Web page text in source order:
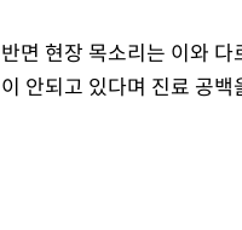
반면 현장 목소리는 이와
이 안되고 있다며 진료 공